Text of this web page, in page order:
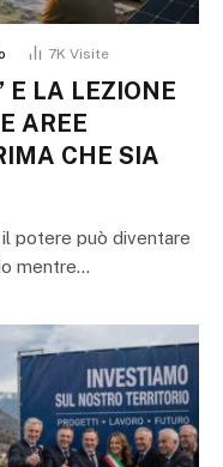
7K Visite
E LA LEZIONE
AREE
CHE SIA
potere può diventare
mentre…